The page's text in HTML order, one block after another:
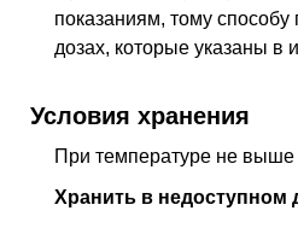
показаниям, тому
дозах, которые указаны в
Условия хранения
При температуре не выше
Хранить в недоступном